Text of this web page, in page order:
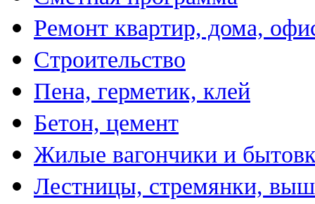
Ремонт квартир, дома,
Строительство
Пена, герметик, клей
Бетон, цемент
Жилые вагончики и
Лестницы, стремянки,